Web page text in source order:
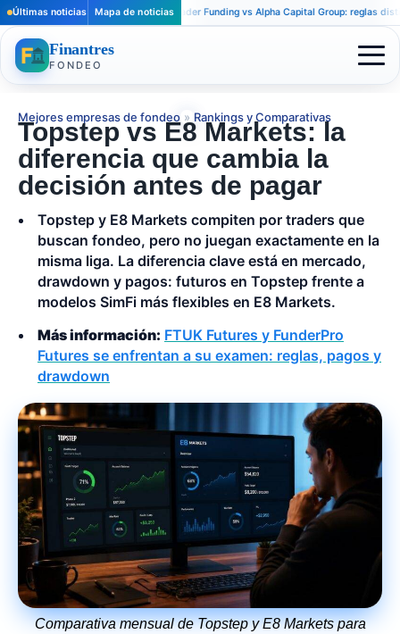
Últimas noticias Mapa de noticias
Apex Trader Funding vs Alpha Capital Group: reglas distintas
Finantres
FONDEO
Mejores empresas de fondeo » Rankings y Comparativas
Topstep vs E8 Markets: la
diferencia que cambia la
decisión antes de pagar
Topstep y E8 Markets compiten por traders que
buscan fondeo, pero no juegan exactamente en la
misma liga. La diferencia clave está en mercado,
drawdown y pagos: futuros en Topstep frente a
modelos SimFi más flexibles en E8 Markets.
Más información: FTUK Futures y FunderPro
Futures se enfrentan a su examen: reglas, pagos y
drawdown
Comparativa mensual de Topstep y E8 Markets para